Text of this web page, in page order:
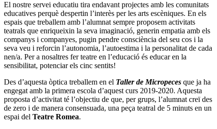
El nostre servei educatiu tira endavant projectes amb les comunitats
educatives perquè despertin l’interès per les arts escèniques. En els
espais que treballem amb l’alumnat sempre proposem activitats
teatrals que enriqueixin la seva imaginació, generin empatia amb els
companys i companyes, pugin pendre consciència del seu cos i la
seva veu i reforcin l’autonomia, l’autoestima i la personalitat de cada
nen/a. Per a nosaltres fer teatre en l’educació és educar en la
sensibilitat, potenciar els cinc sentits!
Des d’aquesta òptica treballem en el Taller de Micropeces que ja ha
engegat amb la primera escola d’aquest curs 2019-2020. Aquesta
proposta d’activitat té l’objectiu de que, per grups, l’alumnat creï des
de zero i de manera consensuada, una peça teatral de 5 minuts en un
espai del Teatre Romea.